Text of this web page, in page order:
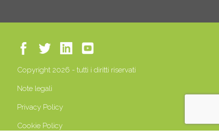
Copyright 2026 - tutti i diritti riservati
Note legali
Privacy Policy
Cookie Policy